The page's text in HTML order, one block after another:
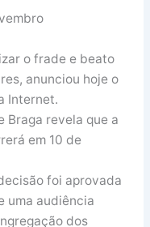
o frade e beato
anunciou hoje o
Internet.
Braga revela que a
em 10 de
foi aprovada
uma audiência
dos